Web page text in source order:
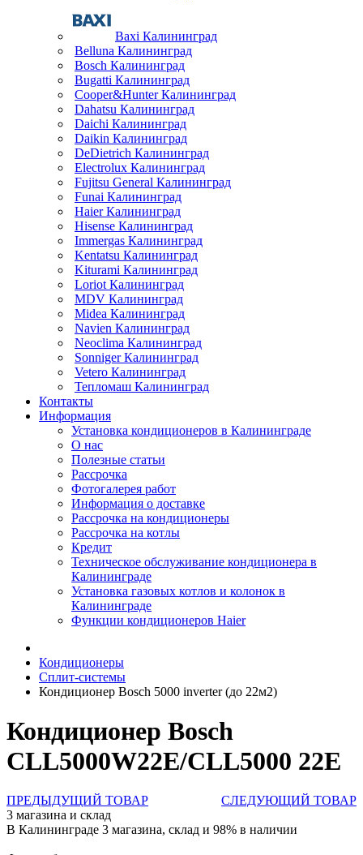
Baxi Калининград
Belluna Калининград
Bosch Калининград
Bugatti Калининград
Cooper&Hunter Калининград
Dahatsu Калининград
Daichi Калининград
Daikin Калининград
DeDietrich Калининград
Electrolux Калининград
Fujitsu General Калининград
Funai Калининград
Haier Калининград
Hisense Калининград
Immergas Калининград
Kentatsu Калининград
Kiturami Калининград
Loriot Калининград
MDV Калининград
Midea Калининград
Navien Калининград
Neoclima Калининград
Sonniger Калининград
Vetero Калининград
Тепломаш Калининград
Контакты
Информация
Установка кондиционеров в Калининграде
О нас
Полезные статьи
Рассрочка
Фотогалерея работ
Информация о доставке
Рассрочка на кондиционеры
Рассрочка на котлы
Кредит
Техническое обслуживание кондиционера в
Калининграде
Установка газовых котлов и колонок в
Калининграде
Функции кондиционеров Haier
Кондиционеры
Сплит-системы
Кондиционер Bosch 5000 inverter (до 22м2)
Кондиционер Bosch
CLL5000W22E/CLL5000 22E
ПРЕДЫДУЩИЙ ТОВАР
СЛЕДУЮЩИЙ ТОВАР
3 магазина и склад
В Калининграде 3 магазина, склад и 98% в наличии